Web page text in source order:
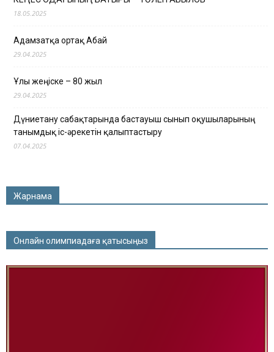
18.05.2025
Адамзатқа ортақ Абай
29.04.2025
Ұлы жеңіске – 80 жыл
29.04.2025
Дүниетану сабақтарында бастауыш сынып оқушыларының
танымдық іс-әрекетін қалыптастыру
07.04.2025
Жарнама
Онлайн олимпиадаға қатысыңыз